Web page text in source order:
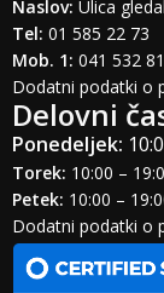
Naslov: Ulica
Tel: 01 585 22 73
Mob. 1: 041 532
Dodatni podatki o
Delovni
Ponedeljek:
Torek: 10:00 –
Petek: 10:00 –
Dodatni podatki o